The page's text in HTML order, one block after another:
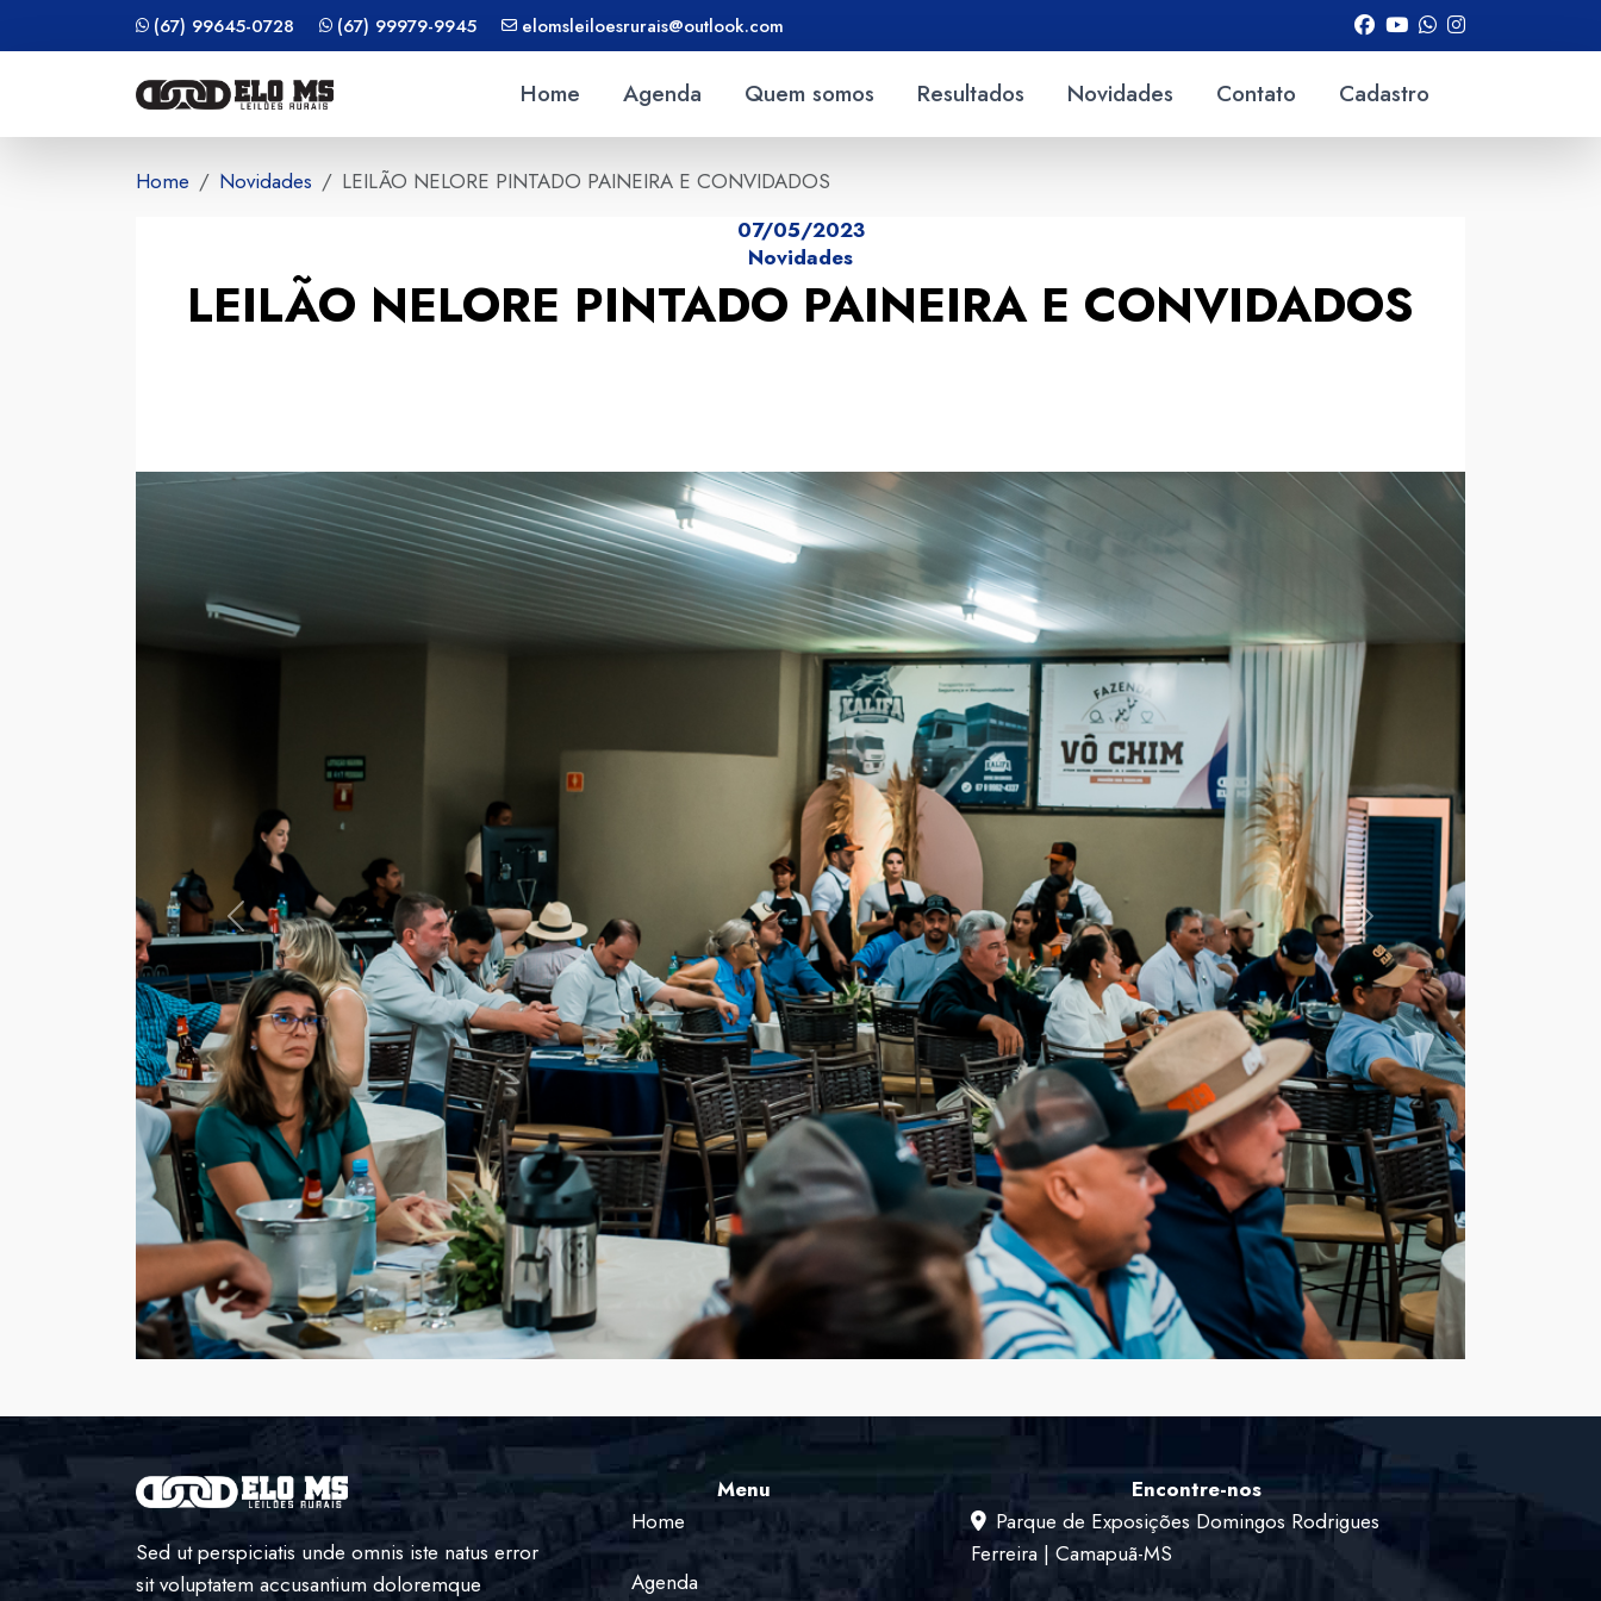
(67) 99645-0728 (67) 99979-9945 elomsleiloesrurais@outlook.com
Home Agenda Quem somos Resultados Novidades Contato Cadastro
Home Novidades
LEILÃO NELORE PINTADO PAINEIRA E CONVIDADOS
07/05/2023
Novidades
LEILÃO NELORE PINTADO PAINEIRA E CONVIDADOS
Anterior Próximo
Sed ut perspiciatis unde omnis iste natus error
sit voluptatem accusantium doloremque
Menu
Home
Agenda
Encontre-nos
Parque de Exposições Domingos Rodrigues
Ferreira | Camapuã-MS